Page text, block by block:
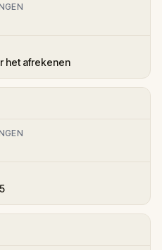
het afrekenen